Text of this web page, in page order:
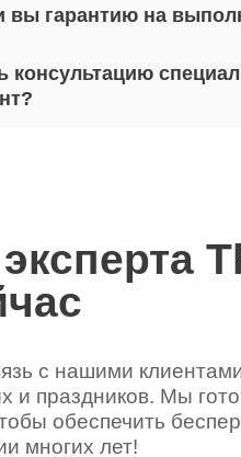
вы гарантию на
с нашими
и праздников. Мы
обеспечить
многих лет!